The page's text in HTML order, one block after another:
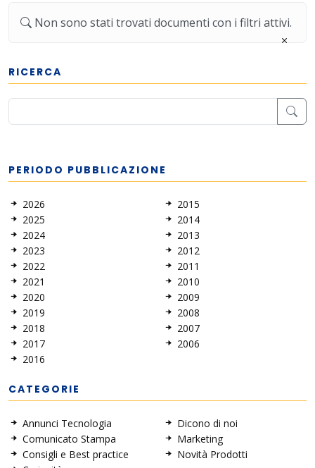
Non sono stati trovati documenti con i filtri attivi.
RICERCA
PERIODO PUBBLICAZIONE
2026
2025
2024
2023
2022
2021
2020
2019
2018
2017
2016
2015
2014
2013
2012
2011
2010
2009
2008
2007
2006
CATEGORIE
Annunci Tecnologia
Comunicato Stampa
Consigli e Best practice
Dicono di noi
Marketing
Novità Prodotti